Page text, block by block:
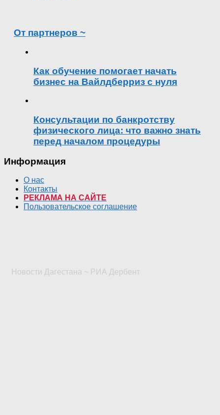
От партнеров ~
Как обучение помогает начать
бизнес на Вайлдберриз с нуля
Консультации по банкротству
физического лица: что важно знать
перед началом процедуры
Информация
О нас
Контакты
РЕКЛАМА НА САЙТЕ
Пользовательское соглашение
Новости Дагестана ~ РИА Дербент